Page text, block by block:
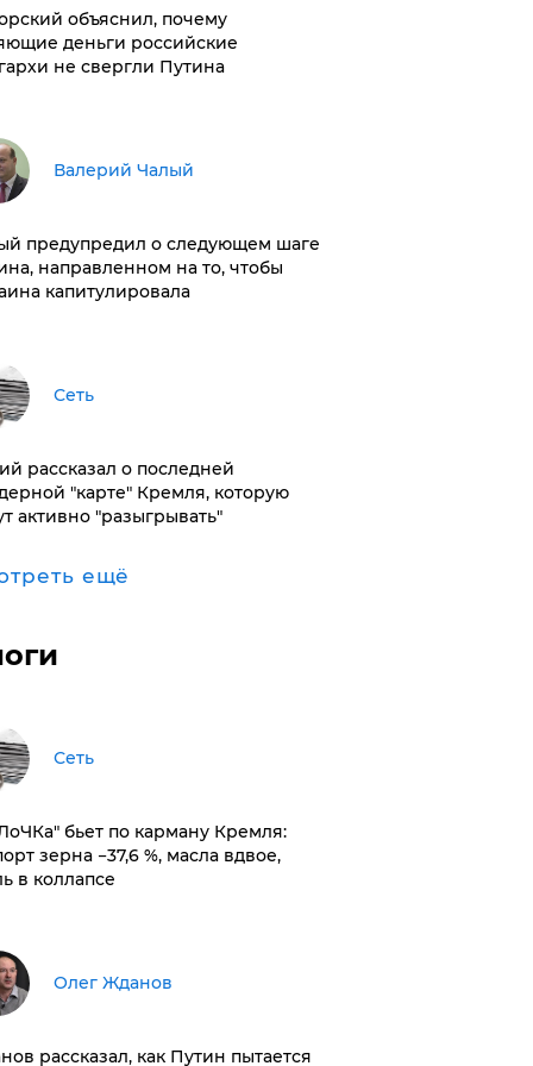
объяснил, почему
деньги российские
не свергли Путина
Валерий Чалый
предупредил о следующем шаге
направленном на то, чтобы
капитулировала
Сеть
рассказал о последней
"карте" Кремля, которую
активно "разыгрывать"
ещё
Сеть
бьет по карману Кремля:
зерна −37,6 %, масла вдвое,
в коллапсе
Олег Жданов
рассказал, как Путин пытается